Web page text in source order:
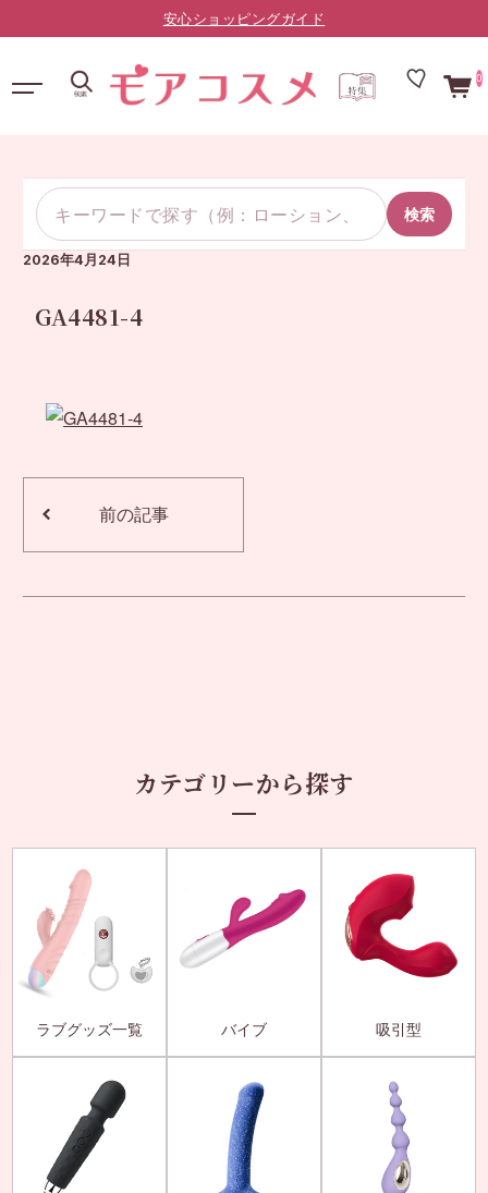
0
検索
2026年4月24日
GA4481-4
前の記事
カテゴリーから探す
ラブグッズ一覧 バイブ 吸引型
安心ショッピングガイド